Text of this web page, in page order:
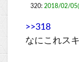
320: 2018/02/05(
>>318
なにこれス